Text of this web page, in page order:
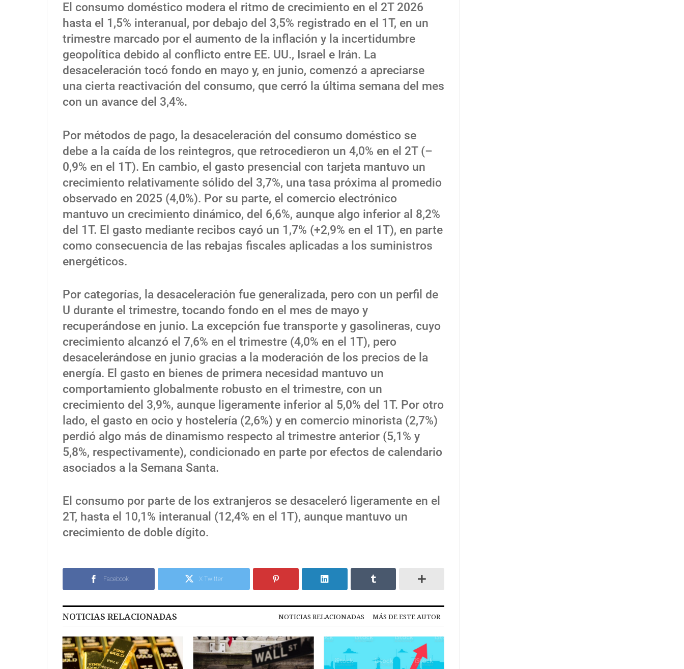
El consumo doméstico modera el ritmo de crecimiento en el 2T 2026
hasta el 1,5% interanual, por debajo del 3,5% registrado en el 1T, en un
trimestre marcado por el aumento de la inflación y la incertidumbre
geopolítica debido al conflicto entre EE. UU., Israel e Irán. La
desaceleración tocó fondo en mayo y, en junio, comenzó a apreciarse
una cierta reactivación del consumo, que cerró la última semana del mes
con un avance del 3,4%.
Por métodos de pago, la desaceleración del consumo doméstico se
debe a la caída de los reintegros, que retrocedieron un 4,0% en el 2T (–
0,9% en el 1T). En cambio, el gasto presencial con tarjeta mantuvo un
crecimiento relativamente sólido del 3,7%, una tasa próxima al promedio
observado en 2025 (4,0%). Por su parte, el comercio electrónico
mantuvo un crecimiento dinámico, del 6,6%, aunque algo inferior al 8,2%
del 1T. El gasto mediante recibos cayó un 1,7% (+2,9% en el 1T), en parte
como consecuencia de las rebajas fiscales aplicadas a los suministros
energéticos.
Por categorías, la desaceleración fue generalizada, pero con un perfil de
U durante el trimestre, tocando fondo en el mes de mayo y
recuperándose en junio. La excepción fue transporte y gasolineras, cuyo
crecimiento alcanzó el 7,6% en el trimestre (4,0% en el 1T), pero
desacelerándose en junio gracias a la moderación de los precios de la
energía. El gasto en bienes de primera necesidad mantuvo un
comportamiento globalmente robusto en el trimestre, con un
crecimiento del 3,9%, aunque ligeramente inferior al 5,0% del 1T. Por otro
lado, el gasto en ocio y hostelería (2,6%) y en comercio minorista (2,7%)
perdió algo más de dinamismo respecto al trimestre anterior (5,1% y
5,8%, respectivamente), condicionado en parte por efectos de calendario
asociados a la Semana Santa.
El consumo por parte de los extranjeros se desaceleró ligeramente en el
2T, hasta el 10,1% interanual (12,4% en el 1T), aunque mantuvo un
crecimiento de doble dígito.
Facebook X Twitter
NOTICIAS RELACIONADAS NOTICIAS RELACIONADAS MÁS DE ESTE AUTOR